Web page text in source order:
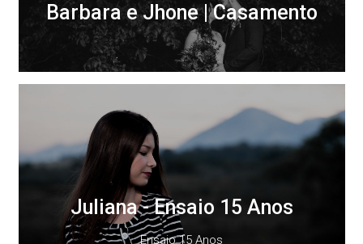
Barbara e Jhone | Casamento
Juliana - Ensaio 15 Anos
Ensaio 15 Anos